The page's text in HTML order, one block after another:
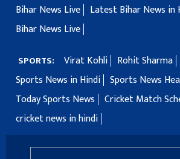
Bihar News Live
Latest Bihar News in
Bihar News Live
SPORTS: Virat Kohli
Rohit Sharma
Sports News in Hindi Sports News
Today Sports News
Cricket Match
cricket news in hindi